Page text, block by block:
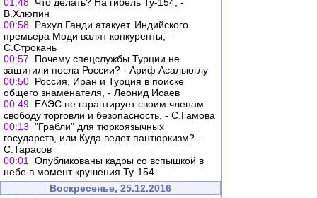
В.Хлюпин
00:58 Рахул Ганди атакует. Индийского
премьера Моди валят конкуренты, -
С.Строкань
00:57
Почему спецслужбы Турции не
защитили посла России? - Ариф Асалыоглу
00:50 Россия, Иран и Турция в поиске
общего знаменателя, - Леонид Исаев
00:49 ЕАЭС не гарантирует своим членам
свободу торговли и безопасность, - С.Гамова
00:13 "Грабли" для тюркоязычных
государств, или Куда ведет пантюркизм? -
С.Тарасов
00:01
Опубликованы кадры со вспышкой в
небе в момент крушения Ту-154
Воскресенье, 25.12.2016